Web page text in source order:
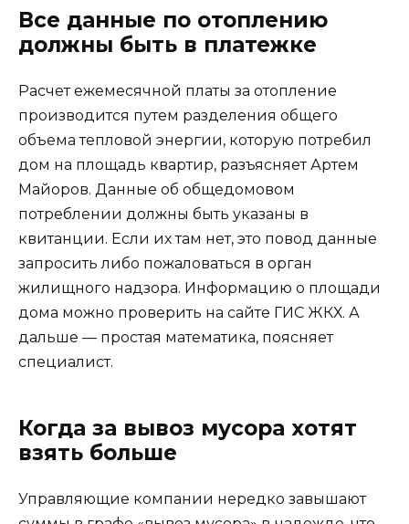
Все данные по отоплению
должны быть в платежке
Расчет ежемесячной платы за отопление
производится путем разделения общего
объема тепловой энергии, которую потребил
дом на площадь квартир, разъясняет Артем
Майоров. Данные об общедомовом
потреблении должны быть указаны в
квитанции. Если их там нет, это повод данные
запросить либо пожаловаться в орган
жилищного надзора. Информацию о площади
дома можно проверить на сайте ГИС ЖКХ. А
дальше — простая математика, поясняет
специалист.
Когда за вывоз мусора хотят
взять больше
Управляющие компании нередко завышают